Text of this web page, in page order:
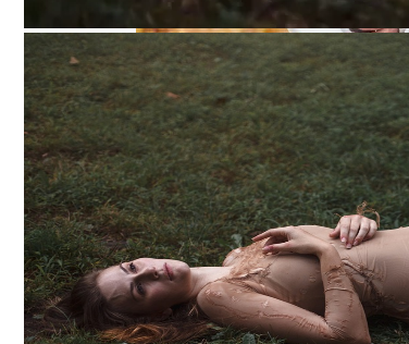
Обновление: Семейства
Каким Знакам Зодиака